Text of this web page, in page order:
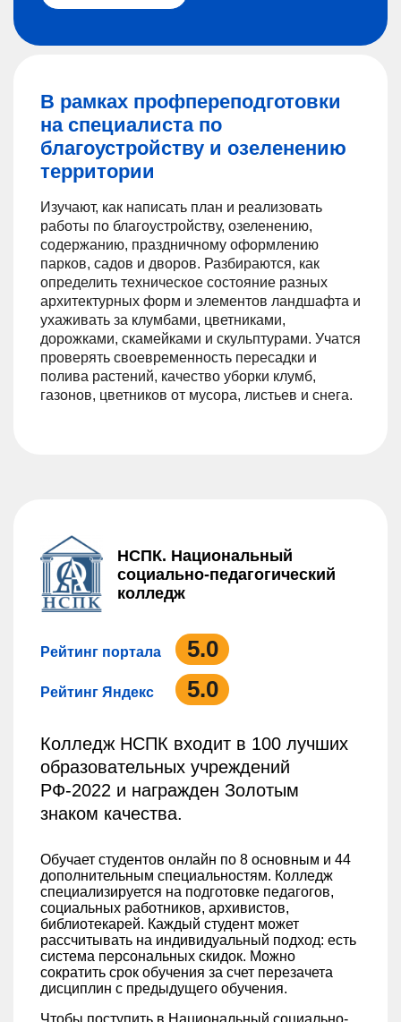
В рамках профпереподготовки
на специалиста по
благоустройству и озеленению
территории
Изучают, как написать план и реализовать
работы по благоустройству, озеленению,
содержанию, праздничному оформлению
парков, садов и дворов. Разбираются, как
определить техническое состояние разных
архитектурных форм и элементов ландшафта и
ухаживать за клумбами, цветниками,
дорожками, скамейками и скульптурами. Учатся
проверять своевременность пересадки и
полива растений, качество уборки клумб,
газонов, цветников от мусора, листьев и снега.
НСПК. Национальный
социально-педагогический
колледж
Рейтинг портала 5.0
Рейтинг Яндекс 5.0
Колледж НСПК входит в 100 лучших
образовательных учреждений
РФ-2022 и награжден Золотым
знаком качества.
Обучает студентов онлайн по 8 основным и 44
дополнительным специальностям. Колледж
специализируется на подготовке педагогов,
социальных работников, архивистов,
библиотекарей. Каждый студент может
рассчитывать на индивидуальный подход: есть
система персональных скидок. Можно
сократить срок обучения за счет перезачета
дисциплин с предыдущего обучения.